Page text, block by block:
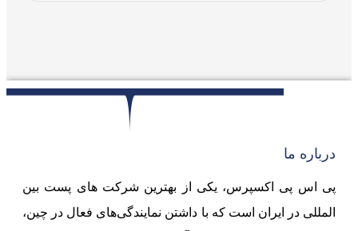
درباره ما
پی اس پی اکسپرس، یکی از بهترین شرکت های پست بین
المللی در ایران است که با داشتن نمایندگی‌های فعال در چین،